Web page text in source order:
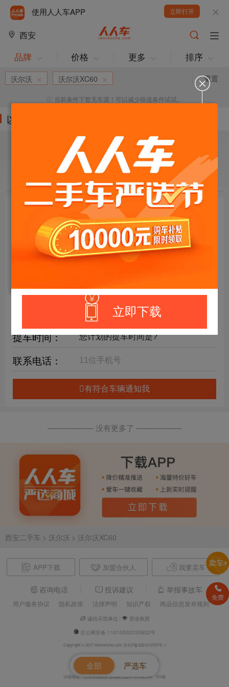
使用人人车APP 立即打开
西安
立即下载
品牌 价格 更多 排序
重置
沃尔沃 沃尔沃XC60
当前条件下暂无车源！可以减少筛选条件试试。
以下车源的筛选条件为:
目标车辆： 请选择欲购车辆
年限要求：
购车预算：
详细要求：
提车时间：
联系电话：
有符合车辆通知我
—————— 没有更多了 ——————
西安二手车 > 沃尔沃 > 沃尔沃XC60
APP下载 加盟合伙人 我要卖车
咨询电话 投诉建议 举报事故车
用户服务协议 隐私政策 法律声明 知识产权 商品信息发布规则
诚信示范单位
营业执照
京公网安备 11010502035802号
Copyright © 2017 Renrenche.com 京ICP备2021013707号-1
北京车欢欢信息技术有限公司 电话：4008610500
详细地址：北京市朝阳区酒仙桥北路甲10号院105、101楼
全部 严选车
免费